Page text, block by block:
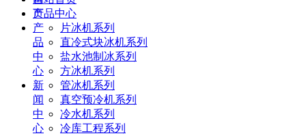
页
产
品
中
心
新
闻
中
心
产品中心
片冰机系列
直冷式块冰机系列
盐水池制冰系列
方冰机系列
管冰机系列
真空预冷机系列
冷水机系列
冷库工程系列